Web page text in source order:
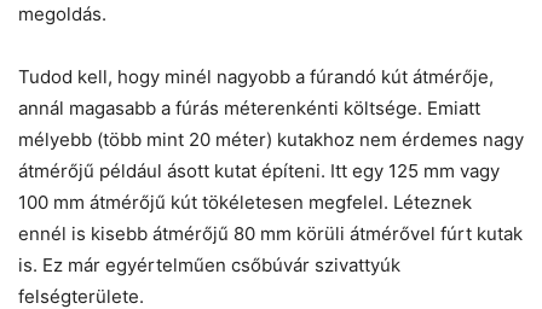
megoldás.
Tudod kell, hogy minél nagyobb a fúrandó kút átmérője,
annál magasabb a fúrás méterenkénti költsége. Emiatt
mélyebb (több mint 20 méter) kutakhoz nem érdemes nagy
átmérőjű például ásott kutat építeni. Itt egy 125 mm vagy
100 mm átmérőjű kút tökéletesen megfelel. Léteznek
ennél is kisebb átmérőjű 80 mm körüli átmérővel fúrt kutak
is. Ez már egyértelműen csőbúvár szivattyúk
felségterülete.